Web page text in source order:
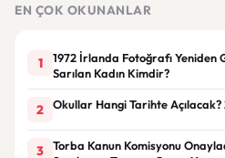
EN ÇOK OKUNANLAR
1
1972 İrlanda Fotoğrafı Yeniden
Sarılan Kadın Kimdir?
2 Okullar Hangi Tarihte Açılacak?
3
Torba Kanun Komisyonu